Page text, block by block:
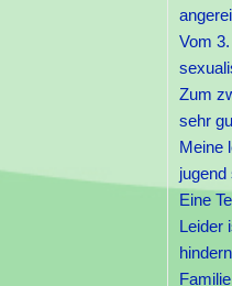
Vom
Zum
sehr
Meine
jugend
Eine
Leider